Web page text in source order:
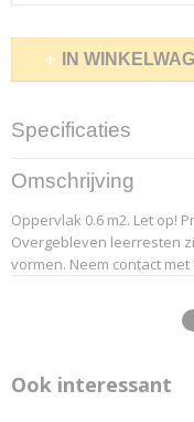
IN
Specificaties
Productcode leverancier
20-1
Omschrijving
Oppervlak 0.6 m2. Let op!
Overgebleven leerresten
vormen. Neem contact
Ook interessant